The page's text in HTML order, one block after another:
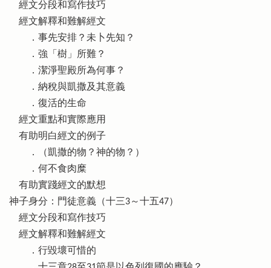
經文分段和寫作技巧
經文解釋和難解經文
．事先安排？未卜先知？
．強「樹」所難？
．潔淨聖殿所為何事？
．納稅與凱撒及其意義
．復活的生命
經文重點和實際應用
有助明白經文的例子
．（凱撒的物？神的物？）
．何不食肉糜
有助實踐經文的默想
神子身分：門徒意義（十三3～十五47）
經文分段和寫作技巧
經文解釋和難解經文
．行毀壞可惜的